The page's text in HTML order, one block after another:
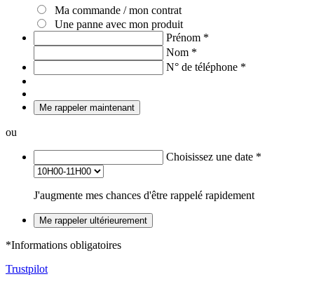
Ma commande / mon contrat
Une panne avec mon produit
Prénom *
Nom *
N° de téléphone *
Me rappeler maintenant
ou
Choisissez une date *
J'augmente mes chances d'être rappelé rapidement
Me rappeler ultérieurement
*Informations obligatoires
Trustpilot